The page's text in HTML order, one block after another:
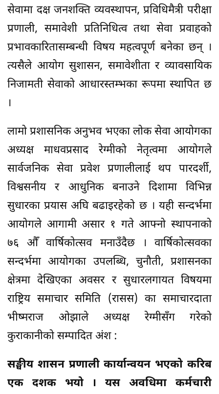
सेवामा दक्ष जनशक्ति व्यवस्थापन, प्रविधिमैत्री परीक्षा
प्रणाली, समावेशी प्रतिनिधित्व तथा सेवा प्रवाहको
प्रभावकारितासम्बन्धी विषय महत्वपूर्ण बनेका छन् ।
त्यसैले आयोग सुशासन, समावेशीता र व्यावसायिक
निजामती सेवाको आधारस्तम्भका रूपमा स्थापित छ
।
लामो प्रशासनिक अनुभव भएका लोक सेवा आयोगका
अध्यक्ष माधवप्रसाद रेग्मीको नेतृत्वमा आयोगले
सार्वजनिक सेवा प्रवेश प्रणालीलाई थप पारदर्शी,
विश्वसनीय र आधुनिक बनाउने दिशामा विभिन्न
सुधारका प्रयास अघि बढाइरहेको छ । यही सन्दर्भमा
आयोगले आगामी असार १ गते आफ्नो स्थापनाको
७६ औँ वार्षिकोत्सव मनाउँदैछ । वार्षिकोत्सवका
सन्दर्भमा आयोगका उपलब्धि, चुनौती, प्रशासनका
क्षेत्रमा देखिएका अवसर र सुधारलगायत विषयमा
राष्ट्रिय समाचार समिति (रासस) का समाचारदाता
भीष्मराज ओझाले अध्यक्ष रेग्मीसँग गरेको
कुराकानीको सम्पादित अंश :
सङ्घीय शासन प्रणाली कार्यान्वयन भएको करिब
एक दशक भयो । यस अवधिमा कर्मचारी